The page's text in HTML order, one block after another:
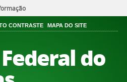
CONTRASTE MAPA DO SITE
do